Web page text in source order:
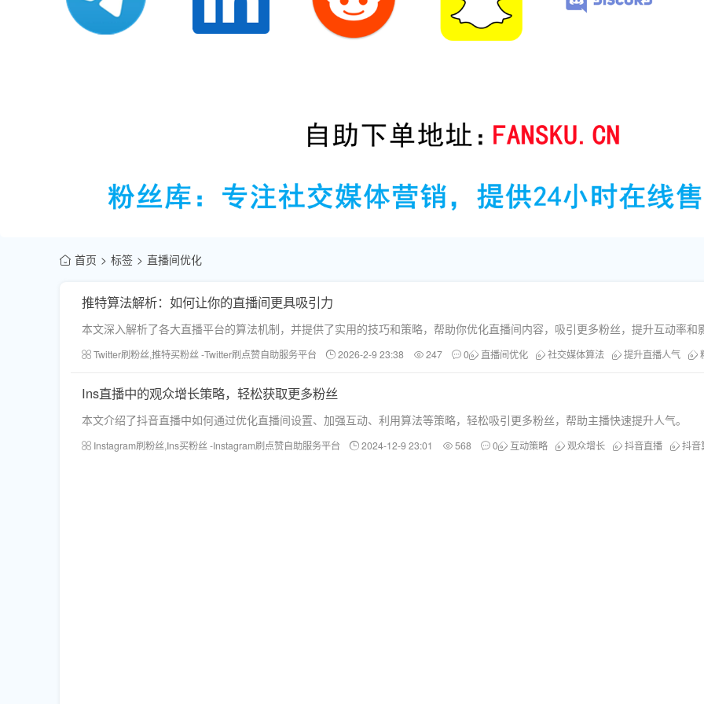
首页 标签 直播间优化
推特算法解析：如何让你的直播间更具吸引力
本文深入解析了各大直播平台的算法机制，并提供了实用的技巧和策略，帮助你优化直播间内容，吸引更多粉丝，提升互动率和
Twitter刷粉丝,推特买粉丝 -Twitter刷点赞自助服务平台 2026-2-9 23:38 247 0 直播间优化 社交媒体算法 提升直播人气
Ins直播中的观众增长策略，轻松获取更多粉丝
本文介绍了抖音直播中如何通过优化直播间设置、加强互动、利用算法等策略，轻松吸引更多粉丝，帮助主播快速提升人气。
Instagram刷粉丝,Ins买粉丝 -Instagram刷点赞自助服务平台 2024-12-9 23:01 568 0 互动策略 观众增长 抖音直播 抖音